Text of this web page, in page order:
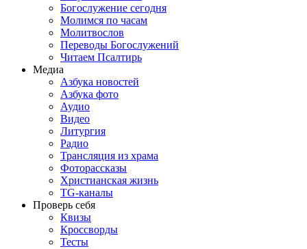
Богослужение сегодня
Молимся по часам
Молитвослов
Переводы Богослужений
Читаем Псалтирь
Медиа
Азбука новостей
Азбука фото
Аудио
Видео
Литургия
Радио
Трансляция из храма
Фоторассказы
Христианская жизнь
TG-каналы
Проверь себя
Квизы
Кроссворды
Тесты